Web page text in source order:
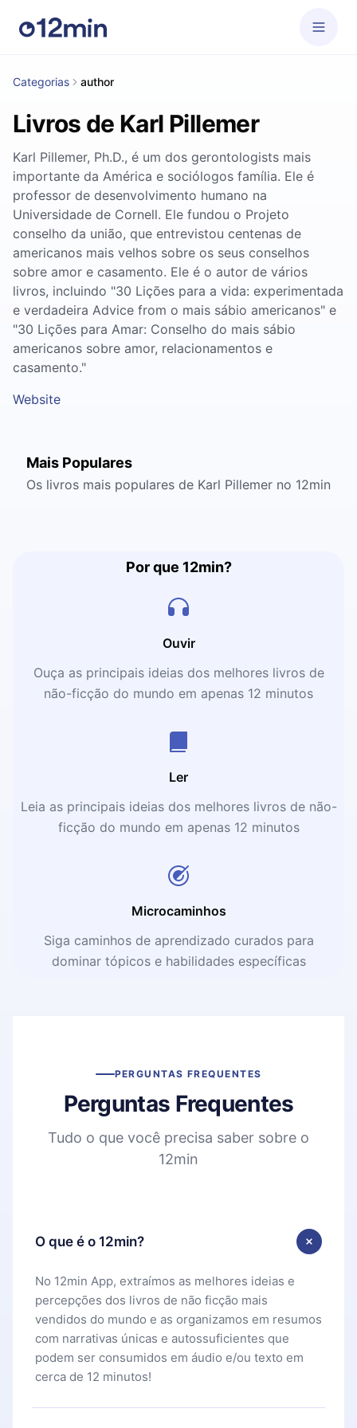
Categorias author
Livros de Karl Pillemer
Karl Pillemer, Ph.D., é um dos gerontologists mais
importante da América e sociólogos família. Ele é
professor de desenvolvimento humano na
Universidade de Cornell. Ele fundou o Projeto
conselho da união, que entrevistou centenas de
americanos mais velhos sobre os seus conselhos
sobre amor e casamento. Ele é o autor de vários
livros, incluindo "30 Lições para a vida: experimentada
e verdadeira Advice from o mais sábio americanos" e
"30 Lições para Amar: Conselho do mais sábio
americanos sobre amor, relacionamentos e
casamento."
Website
Mais Populares
Os livros mais populares de Karl Pillemer no 12min
Por que 12min?
Ouvir
Ouça as principais ideias dos melhores livros de
não-ficção do mundo em apenas 12 minutos
Ler
Leia as principais ideias dos melhores livros de não-
ficção do mundo em apenas 12 minutos
Microcaminhos
Siga caminhos de aprendizado curados para
dominar tópicos e habilidades específicas
PERGUNTAS FREQUENTES
Perguntas Frequentes
Tudo o que você precisa saber sobre o
12min
O que é o 12min?
No 12min App, extraímos as melhores ideias e
percepções dos livros de não ficção mais
vendidos do mundo e as organizamos em resumos
com narrativas únicas e autossuficientes que
podem ser consumidos em áudio e/ou texto em
cerca de 12 minutos!